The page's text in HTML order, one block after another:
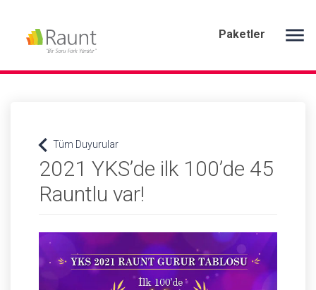
menu
Paketler
keyboard_arrow_leftTüm Duyurular
2021 YKS’de ilk 100’de 45
Rauntlu var!